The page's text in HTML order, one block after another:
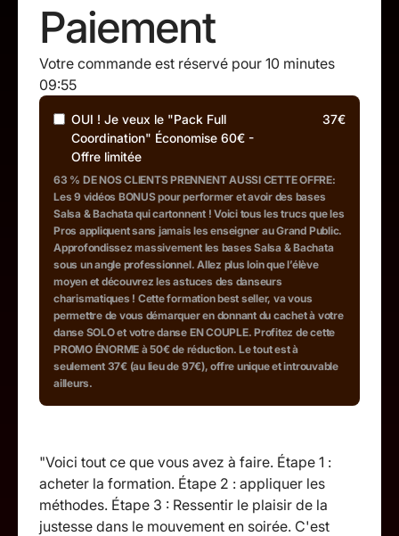
Paiement
Votre commande est réservé pour 10 minutes
09:55
OUI ! Je veux le "Pack Full
Coordination" Économise 60€ -
Offre limitée
37€
63 % DE NOS CLIENTS PRENNENT AUSSI CETTE OFFRE:
Les 9 vidéos BONUS pour performer et avoir des bases
Salsa & Bachata qui cartonnent ! Voici tous les trucs que les
Pros appliquent sans jamais les enseigner au Grand Public.
Approfondissez massivement les bases Salsa & Bachata
sous un angle professionnel. Allez plus loin que l’élève
moyen et découvrez les astuces des danseurs
charismatiques ! Cette formation best seller, va vous
permettre de vous démarquer en donnant du cachet à votre
danse SOLO et votre danse EN COUPLE. Profitez de cette
PROMO ÉNORME à 50€ de réduction. Le tout est à
seulement 37€ (au lieu de 97€), offre unique et introuvable
ailleurs.
"Voici tout ce que vous avez à faire. Étape 1 :
acheter la formation. Étape 2 : appliquer les
méthodes. Étape 3 : Ressentir le plaisir de la
justesse dans le mouvement en soirée. C'est